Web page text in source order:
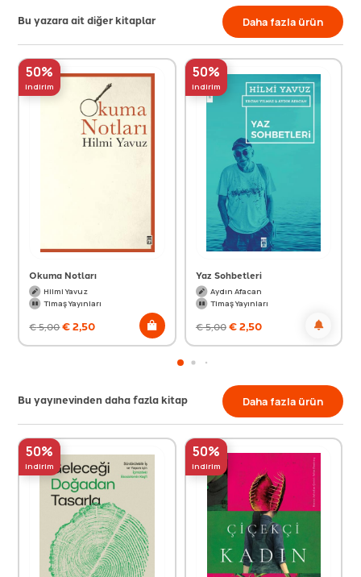
Bu yazara ait diğer kitaplar Daha fazla ürün
50%
indirim
Okuma Notları
Hilmi Yavuz
Timaş Yayınları
€5,00€2,50
50%
indirim
Yaz Sohbetleri
Aydın Afacan
Timaş Yayınları
€5,00€2,50
Bu yayınevinden daha fazla kitap Daha fazla ürün
50%
indirim
50%
indirim